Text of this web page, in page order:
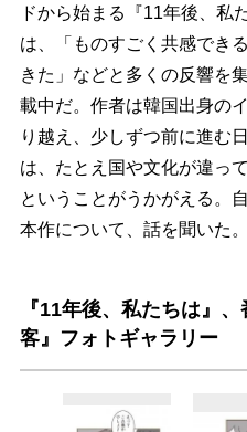
ドから始まる『11年後、私
は、「ものすごく共感でき
きた」などと多くの反響を
載中だ。作者は韓国出身の
り越え、少しずつ前に進む
は、たとえ国や文化が違っ
ということがうかがえる。
本作について、話を聞いた。
『11年後、私たちは』
客』フォトギャラリー